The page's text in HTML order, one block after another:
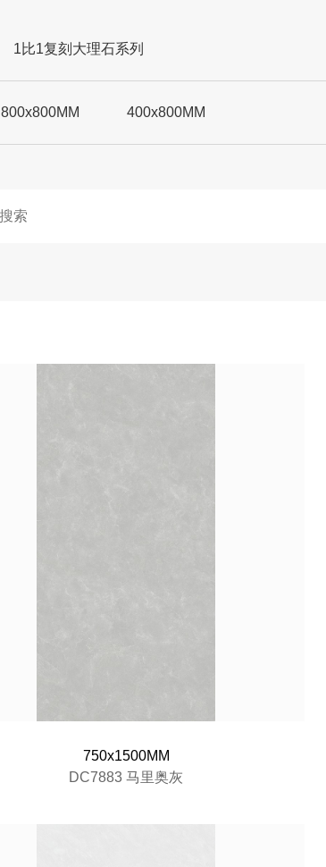
1比1复刻大理石系列
800x800MM 400x800MM
750x1500MM
DC7883 马里奥灰